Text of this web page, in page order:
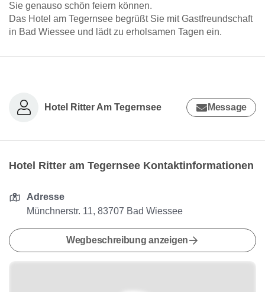
Sie genauso schön feiern können.
Das Hotel am Tegernsee begrüßt Sie mit Gastfreundschaft
in Bad Wiessee und lädt zu erholsamen Tagen ein.
Hotel Ritter Am Tegernsee Message
Hotel Ritter am Tegernsee Kontaktinformationen
Adresse
Münchnerstr. 11, 83707 Bad Wiessee
Wegbeschreibung anzeigen